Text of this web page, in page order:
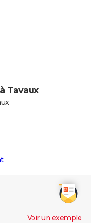
Tavaux
Voir un exemple